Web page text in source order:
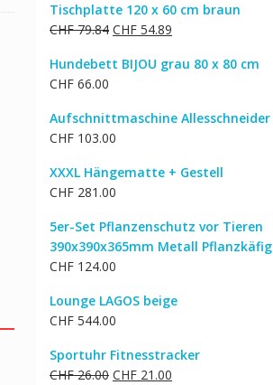
Tischplatte 120 x 60 cm braun
CHF79.84 Ursprünglicher
war:
CHF 54.89
ist:
Hundebett BIJOU grau 80 x 80 cm
CHF 66.00
Aufschnittmaschine Allesschneider
CHF 103.00
XXXL Hängematte + Gestell
CHF 281.00
5er-Set Pflanzenschutz vor Tieren
390x390x365mm Metall Pflanzkäfig
CHF 124.00
Lounge LAGOS beige
CHF 544.00
Sportuhr Fitnesstracker
CHF26.00 Ursprünglicher
CHF 21.00